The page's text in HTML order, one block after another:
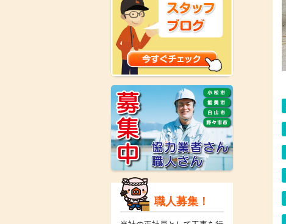
朝日店
羽咋店
金沢田上店
職人募集！